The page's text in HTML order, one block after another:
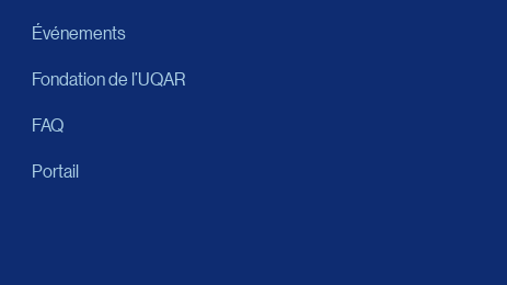
Événements
Fondation de l’UQAR
FAQ
Portail